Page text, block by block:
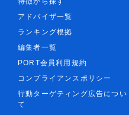
アドバイザ一覧
ランキング根拠
編集者一覧
PORT会員利用規約
コンプライアンスポリシー
行動ターゲティング広告につい
て